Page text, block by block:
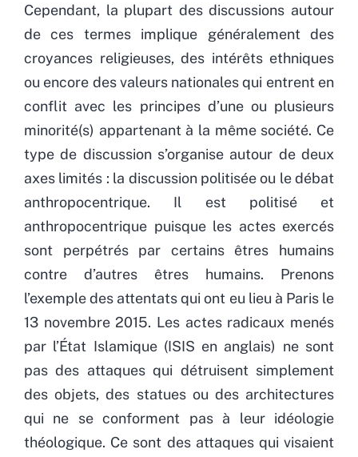
Cependant, la plupart des discussions autour
de ces termes implique généralement des
croyances religieuses, des intérêts ethniques
ou encore des valeurs nationales qui entrent en
conflit avec les principes d’une ou plusieurs
minorité(s) appartenant à la même société. Ce
type de discussion s’organise autour de deux
axes limités : la discussion politisée ou le débat
anthropocentrique. Il est politisé et
anthropocentrique puisque les actes exercés
sont perpétrés par certains êtres humains
contre d’autres êtres humains. Prenons
l’exemple des attentats qui ont eu lieu à Paris le
13 novembre 2015. Les actes radicaux menés
par l’État Islamique (ISIS en anglais) ne sont
pas des attaques qui détruisent simplement
des objets, des statues ou des architectures
qui ne se conforment pas à leur idéologie
théologique. Ce sont des attaques qui visaient